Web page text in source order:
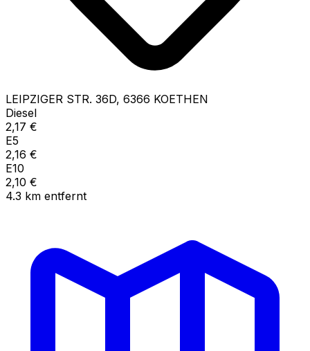
LEIPZIGER STR. 36D, 6366 KOETHEN
Diesel
2,17 €
E5
2,16 €
E10
2,10 €
4.3 km entfernt